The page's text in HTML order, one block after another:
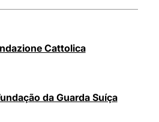
Cattolica
da Guarda Suíça